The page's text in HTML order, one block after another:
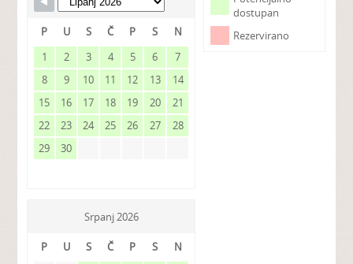
dostupan
Rezervirano
P U S Č P S
N
1
2 3 4 5 6
7
8
9 10 11 12 13
14
15
16 17 18 19 20
21
22
23 24 25 26 27
28
29
30
Srpanj 2026
P U S Č P S
N